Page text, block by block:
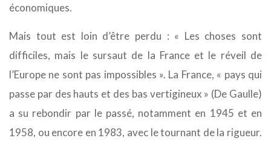
économiques.
Mais tout est loin d’être perdu : « Les choses sont
difficiles, mais le sursaut de la France et le réveil de
l’Europe ne sont pas impossibles ». La France, « pays qui
passe par des hauts et des bas vertigineux » (De Gaulle)
a su rebondir par le passé, notamment en 1945 et en
1958, ou encore en 1983, avec le tournant de la rigueur.